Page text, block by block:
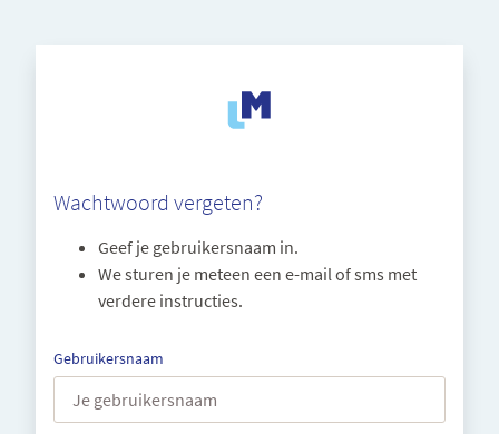
Wachtwoord vergeten?
Geef je gebruikersnaam in.
We sturen je meteen een e-mail of sms met
verdere instructies.
Gebruikersnaam